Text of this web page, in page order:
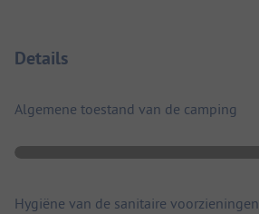
Details
Algemene toestand van de camping
Hygiëne van de sanitaire voorzieningen